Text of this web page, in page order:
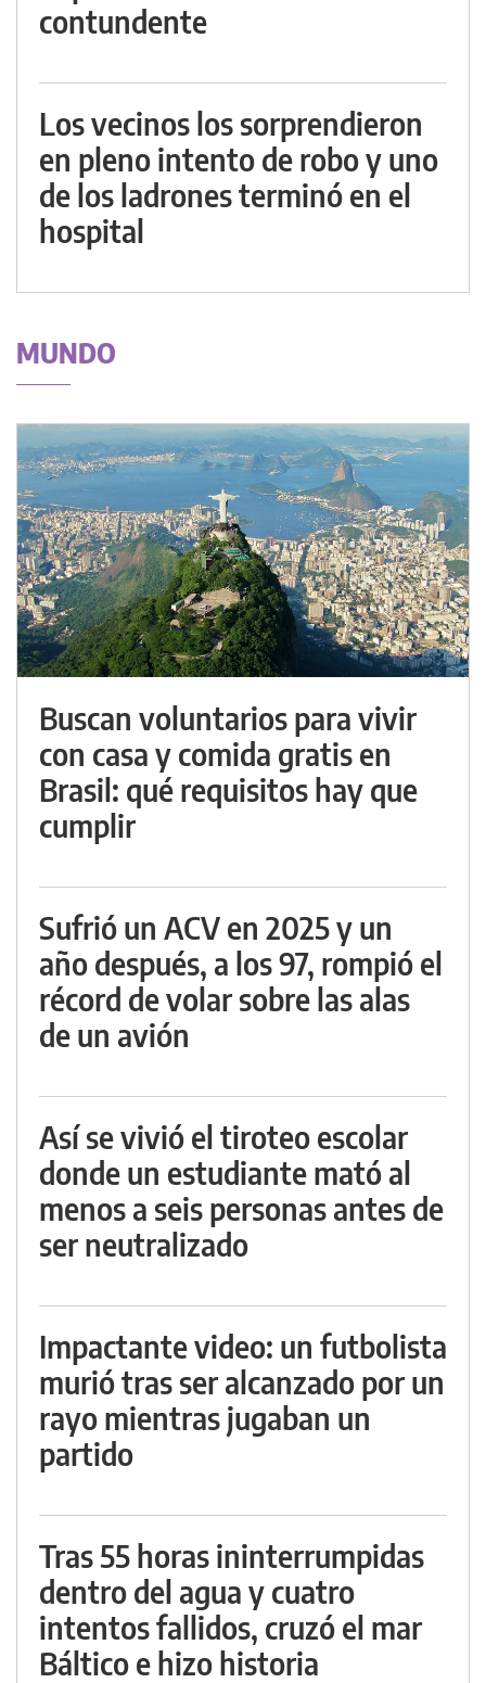
contundente
Los vecinos los sorprendieron
en pleno intento de robo y uno
de los ladrones terminó en el
hospital
MUNDO
Buscan voluntarios para vivir
con casa y comida gratis en
Brasil: qué requisitos hay que
cumplir
Sufrió un ACV en 2025 y un
año después, a los 97, rompió el
récord de volar sobre las alas
de un avión
Así se vivió el tiroteo escolar
donde un estudiante mató al
menos a seis personas antes de
ser neutralizado
Impactante video: un futbolista
murió tras ser alcanzado por un
rayo mientras jugaban un
partido
Tras 55 horas ininterrumpidas
dentro del agua y cuatro
intentos fallidos, cruzó el mar
Báltico e hizo historia